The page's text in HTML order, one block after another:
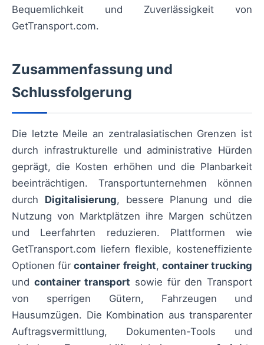
Bequemlichkeit und Zuverlässigkeit von
GetTransport.com.
Zusammenfassung und
Schlussfolgerung
Die letzte Meile an zentralasiatischen Grenzen ist
durch infrastrukturelle und administrative Hürden
geprägt, die Kosten erhöhen und die Planbarkeit
beeinträchtigen. Transportunternehmen können
durch Digitalisierung, bessere Planung und die
Nutzung von Marktplätzen ihre Margen schützen
und Leerfahrten reduzieren. Plattformen wie
GetTransport.com liefern flexible, kosteneffiziente
Optionen fürcontainer freight, container trucking
und container transport sowie für den Transport
von sperrigen Gütern, Fahrzeugen und
Hausumzügen. Die Kombination aus transparenter
Auftragsvermittlung, Dokumenten-Tools und